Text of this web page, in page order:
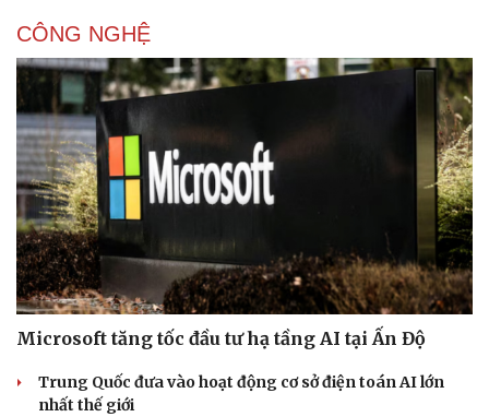
CÔNG NGHỆ
Microsoft tăng tốc đầu tư hạ tầng AI tại Ấn Độ
Trung Quốc đưa vào hoạt động cơ sở điện toán AI lớn
nhất thế giới